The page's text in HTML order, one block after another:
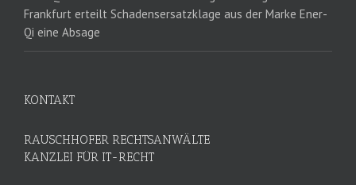
Frankfurt erteilt Schadensersatzklage aus der Marke Ener-
Qi eine Absage
KONTAKT
RAUSCHHOFER RECHTSANWÄLTE
KANZLEI FÜR IT-RECHT